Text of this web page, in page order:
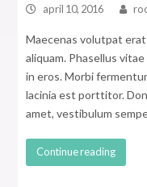
april 10, 2016
Maecenas volutpat
aliquam. Phasellus
in eros. Morbi
lacinia est porttitor.
amet, vestibulum
Continue reading